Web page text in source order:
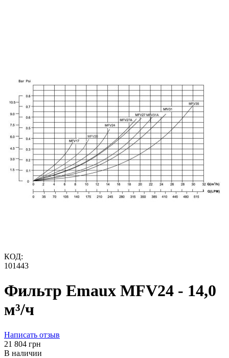
КОД:
101443
Фильтр Emaux MFV24 - 14,0
м³/ч
Написать отзыв
‍21 804‍ грн
В наличии